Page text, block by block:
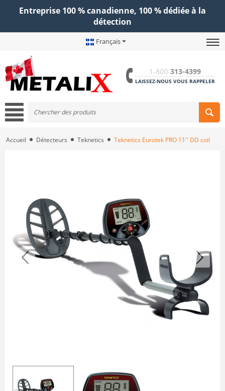
Entreprise 100 % canadienne, 100 % dédiée à la
détection
Français
1-800-313-4399
LAISSEZ-NOUS VOUS RAPPELER
Accueil Détecteurs Teknetics Teknetics Eurotek PRO 11'' DD coil